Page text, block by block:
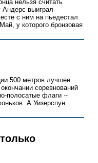
нельзя считать
выиграл
с ним на пьедестал
у которого бронзовая
500 метров лучшее
соревнований
полосатые флаги --
А Уизерспун